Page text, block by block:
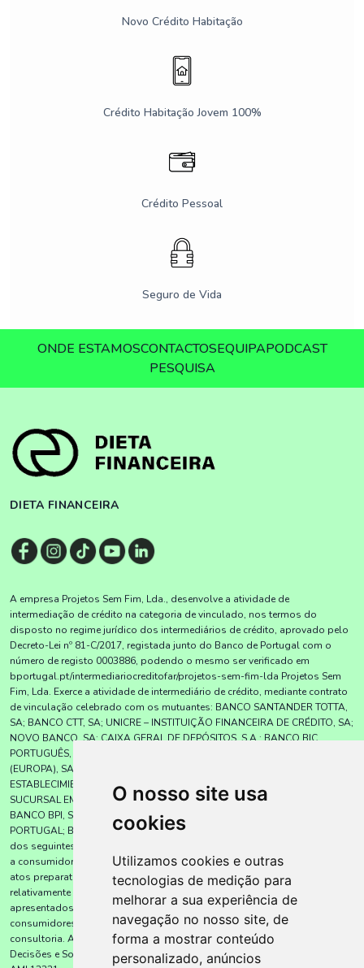
O nosso site usa
cookies
Utilizamos cookies e outras
tecnologias de medição para
melhorar a sua experiência de
navegação no nosso site, de
forma a mostrar conteúdo
personalizado, anúncios
Novo Crédito Habitação
Crédito Habitação Jovem 100%
Crédito Pessoal
Seguro de Vida
ONDE ESTAMOSCONTACTOSEQUIPAPODCAST
PESQUISA
DIETA FINANCEIRA
A empresa Projetos Sem Fim, Lda., desenvolve a atividade de
intermediação de crédito na categoria de vinculado, nos termos do
disposto no regime jurídico dos intermediários de crédito, aprovado pelo
Decreto-Lei nº 81-C/2017, registada junto do Banco de Portugal com o
número de registo 0003886, podendo o mesmo ser verificado em
bportugal.pt/intermediariocreditofar/projetos-sem-fim-lda Projetos Sem
Fim, Lda. Exerce a atividade de intermediário de crédito, mediante contrato
de vinculação celebrado com os mutuantes: BANCO SANTANDER TOTTA,
SA; BANCO CTT, SA; UNICRE – INSTITUIÇÃO FINANCEIRA DE CRÉDITO, SA;
NOVO BANCO, SA; CAIXA GERAL DE DEPÓSITOS, S.A.; BANCO BIC
PORTUGUÊS, SA; BNI – BANCO DE NEGÓCIOS INTERNACIONAL
(EUROPA), SA; UNION DE CRÉDITOS INMOBILIÁRIOS, S.A.,
ESTABLECIMIENTO FINANCIERO DE CRÉDITO (SOCIEDAD UNIPERSONAL) –
SUCURSAL EM PORTUGAL; BANKINTER, SA – SUCURSAL EM PORTUGAL;
BANCO BPI, SA; BNP PARIBAS PERSONAL FINANCE, S.A. – SUCURSAL EM
PORTUGAL; BANCO CETELEM, SA., sem exclusividade, para a prestação
dos seguintes serviços: apresentação ou proposta de contratos de crédito
a consumidores; assistência a consumidores, mediante a realização de
atos preparatórios ou de outros; trabalhos de gestão pré-contratual
relativamente a contratos de crédito que não tenham sido por si
apresentados ou propostos; celebração de contratos de crédito com
consumidores em nome dos mutuantes; e prestação de serviços de
consultoria. A empresa Projetos Sem Fim, Lda. tem a Lic. AMI 12231). A
Decisões e Soluções – Alenquer (Projetos sem Fim, Lda.), com a licença